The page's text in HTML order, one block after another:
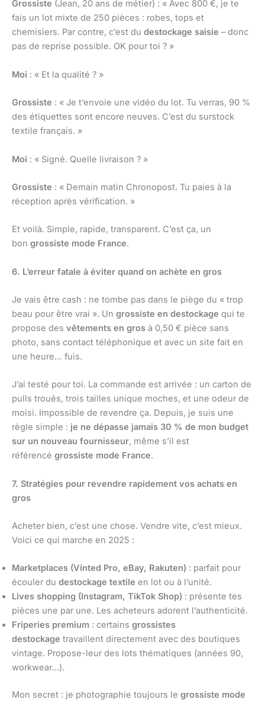
Grossiste (Jean, 20 ans de métier) : « Avec 800 €, je te
fais un lot mixte de 250 pièces : robes, tops et
chemisiers. Par contre, c’est du destockage saisie – donc
pas de reprise possible. OK pour toi ? »
Moi : « Et la qualité ? »
Grossiste : « Je t’envoie une vidéo du lot. Tu verras, 90 %
des étiquettes sont encore neuves. C’est du surstock
textile français. »
Moi : « Signé. Quelle livraison ? »
Grossiste : « Demain matin Chronopost. Tu paies à la
réception après vérification. »
Et voilà. Simple, rapide, transparent. C’est ça, un
bon grossiste mode France.
6. L’erreur fatale à éviter quand on achète en gros
Je vais être cash : ne tombe pas dans le piège du « trop
beau pour être vrai ». Un grossiste en destockage qui te
propose des vêtements en gros à 0,50 € pièce sans
photo, sans contact téléphonique et avec un site fait en
une heure… fuis.
J’ai testé pour toi. La commande est arrivée : un carton de
pulls troués, trois tailles unique moches, et une odeur de
moisi. Impossible de revendre ça. Depuis, je suis une
règle simple : je ne dépasse jamais 30 % de mon budget
sur un nouveau fournisseur, même s’il est
référencé grossiste mode France.
7. Stratégies pour revendre rapidement vos achats en
gros
Acheter bien, c’est une chose. Vendre vite, c’est mieux.
Voici ce qui marche en 2025 :
Marketplaces (Vinted Pro, eBay, Rakuten) : parfait pour
écouler du destockage textile en lot ou à l’unité.
Lives shopping (Instagram, TikTok Shop) : présente tes
pièces une par une. Les acheteurs adorent l’authenticité.
Friperies premium : certains grossistes
destockage travaillent directement avec des boutiques
vintage. Propose-leur des lots thématiques (années 90,
workwear…).
Mon secret : je photographie toujours le grossiste mode